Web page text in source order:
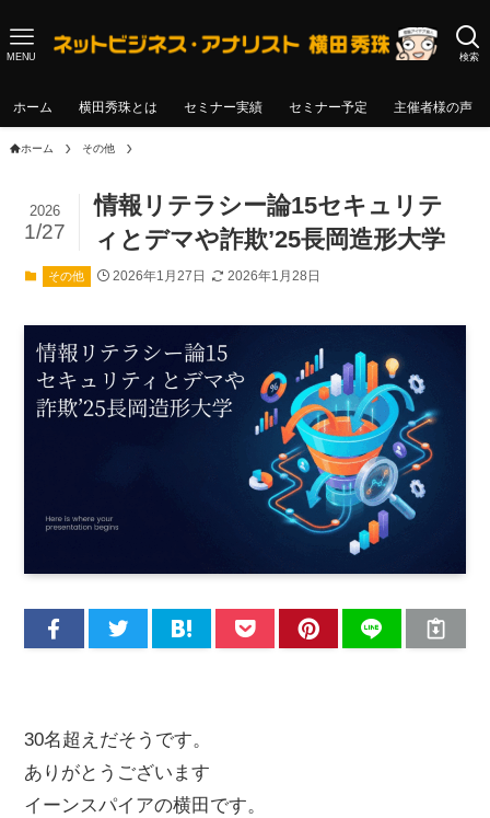
検索
MENU
ホーム 横田秀珠とは セミナー実績 セミナー予定 主催者様の声
ホーム その他
情報リテラシー論15セキュリテ
ィとデマや詐欺’25長岡造形大学
2026
1/27
その他 2026年1月27日 2026年1月28日
30名超えだそうです。
ありがとうございます
イーンスパイアの横田です。